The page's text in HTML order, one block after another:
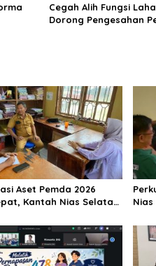
Cegah Alih Fungsi
Dorong Pengesahan
Aset Pemda 2026
Kantah Nias Selatan